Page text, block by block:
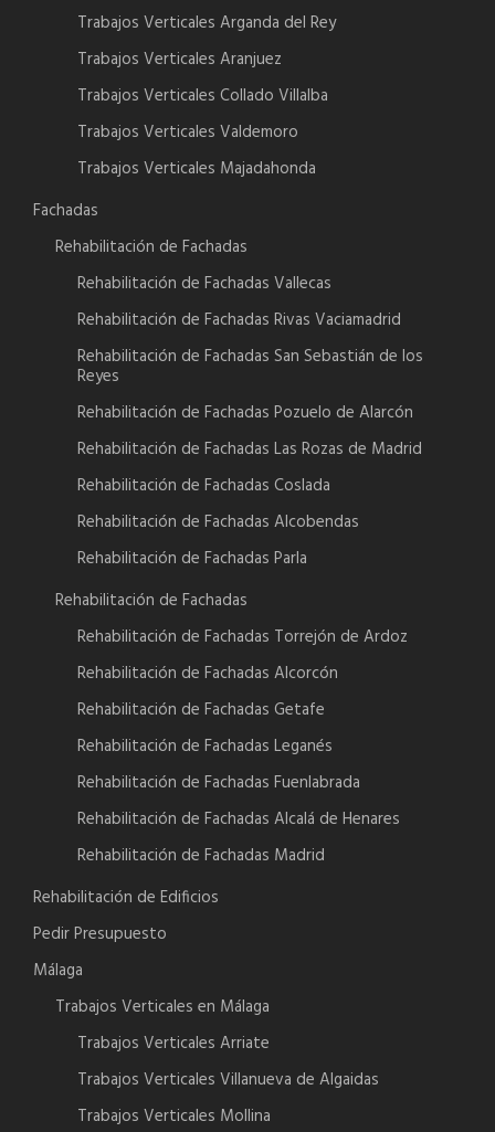
Trabajos Verticales Arganda del Rey
Trabajos Verticales Aranjuez
Trabajos Verticales Collado Villalba
Trabajos Verticales Valdemoro
Trabajos Verticales Majadahonda
Fachadas
Rehabilitación de Fachadas
Rehabilitación de Fachadas Vallecas
Rehabilitación de Fachadas Rivas Vaciamadrid
Rehabilitación de Fachadas San Sebastián de los
Reyes
Rehabilitación de Fachadas Pozuelo de Alarcón
Rehabilitación de Fachadas Las Rozas de Madrid
Rehabilitación de Fachadas Coslada
Rehabilitación de Fachadas Alcobendas
Rehabilitación de Fachadas Parla
Rehabilitación de Fachadas
Rehabilitación de Fachadas Torrejón de Ardoz
Rehabilitación de Fachadas Alcorcón
Rehabilitación de Fachadas Getafe
Rehabilitación de Fachadas Leganés
Rehabilitación de Fachadas Fuenlabrada
Rehabilitación de Fachadas Alcalá de Henares
Rehabilitación de Fachadas Madrid
Rehabilitación de Edificios
Pedir Presupuesto
Málaga
Trabajos Verticales en Málaga
Trabajos Verticales Arriate
Trabajos Verticales Villanueva de Algaidas
Trabajos Verticales Mollina